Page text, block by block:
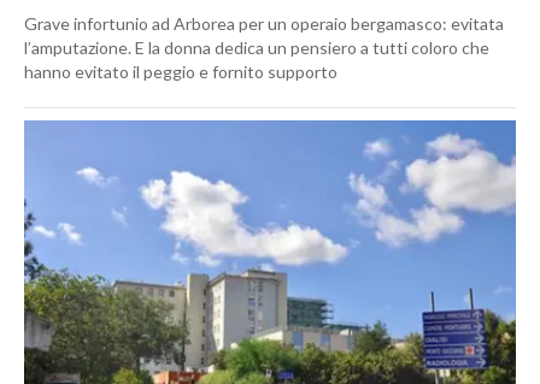
Grave infortunio ad Arborea per un operaio bergamasco: evitata
l’amputazione. E la donna dedica un pensiero a tutti coloro che
hanno evitato il peggio e fornito supporto